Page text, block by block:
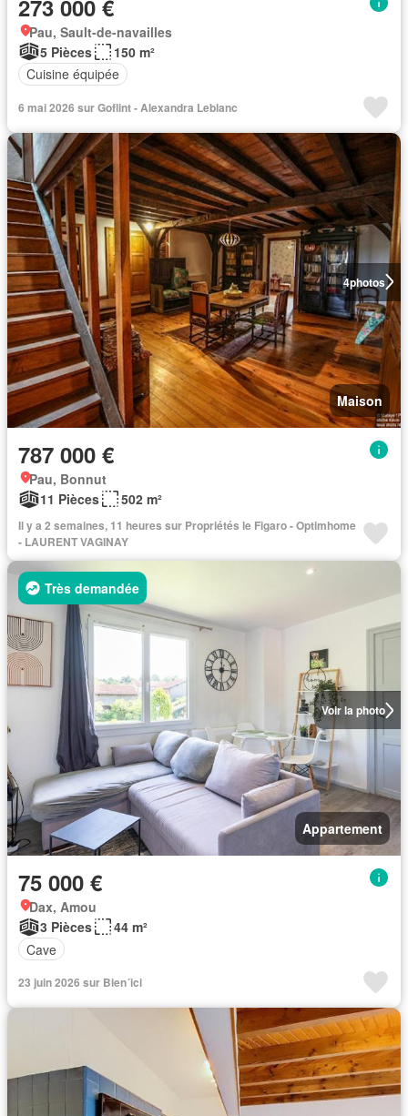
273 000 €
Pau, Sault-de-navailles
5 Pièces
150 m²
Cuisine équipée
6 mai 2026 sur Goflint - Alexandra Leblanc
4photos
Maison
787 000 €
Pau, Bonnut
11 Pièces
502 m²
Il y a 2 semaines, 11 heures sur Propriétés le Figaro - Optimhome
- LAURENT VAGINAY
Voir la photo
Très demandée
Appartement
75 000 €
Dax, Amou
3 Pièces
44 m²
Cave
23 juin 2026 sur Bien´ici